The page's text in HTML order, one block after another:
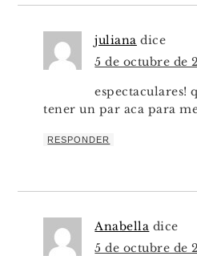
juliana dice
5 de octubre de
espectaculares!
tener un par aca para
RESPONDER
Anabella dice
5 de octubre de